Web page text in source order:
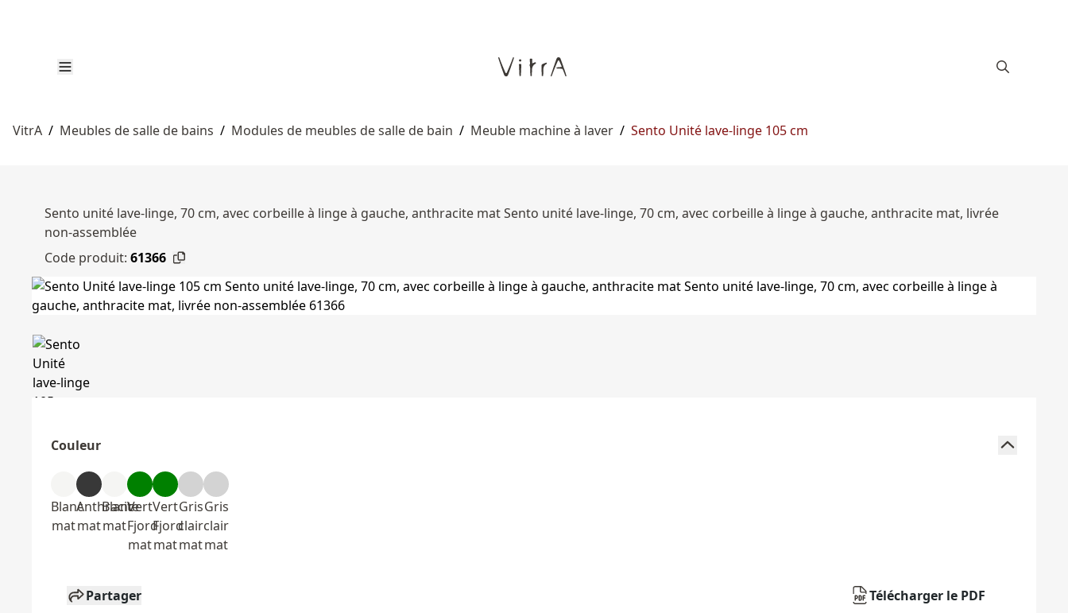
VitrA / Meubles de salle de bains / Modules de meubles de salle de bain / Meuble machine à laver / Sento Unité lave-linge 105 cm
Sento unité lave-linge, 70 cm, avec corbeille à linge à gauche, anthracite mat Sento unité lave-linge, 70 cm, avec corbeille à linge à gauche, anthracite mat, livrée
non-assemblée
Code produit: 61366
Couleur
Blanc
mat
Anthracite
mat
Blanc
mat
Vert
Fjord
mat
Vert
Fjord
mat
Gris
clair
mat
Gris
clair
mat
Partager Télécharger le PDF